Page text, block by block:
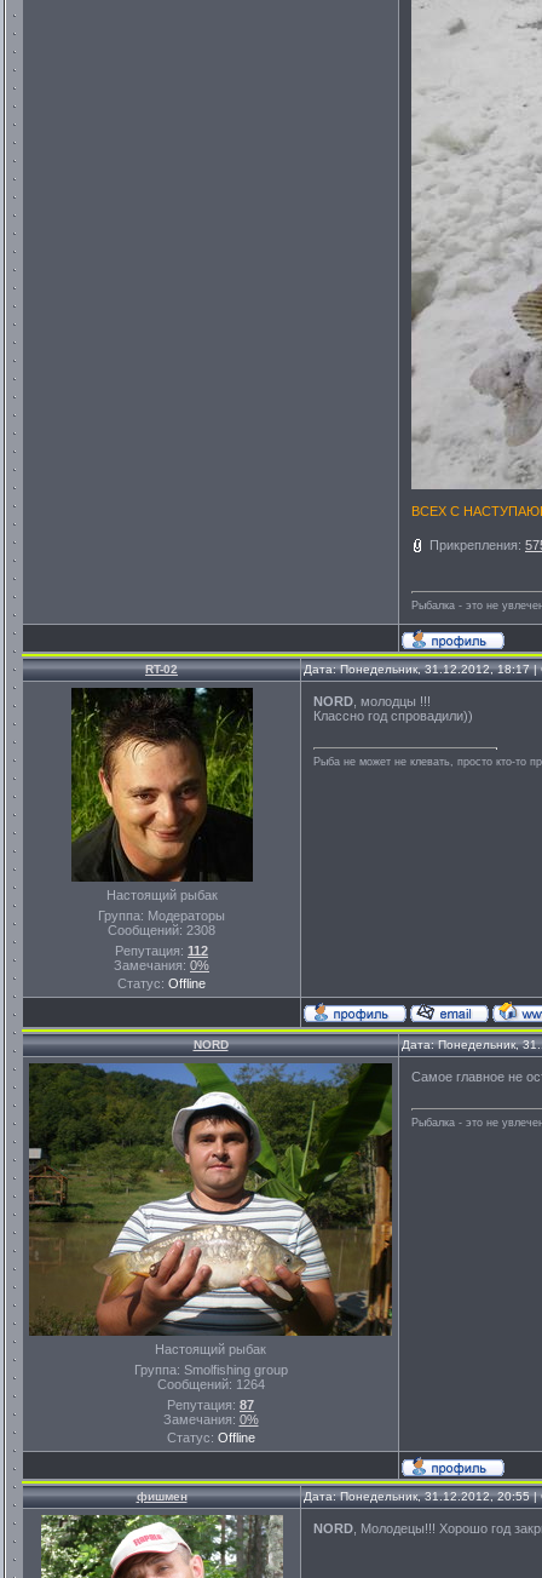
ВСЕХ С
Прикрепления:
Рыбалка - это не
RT-02 Дата: Понедельник, 31.12.2012, 18:17
Настоящий рыбак
Группа: Модераторы
Сообщений: 2308
Репутация: 112
Замечания: 0%
Статус: Offline
NORD , молодцы !!!
Классно год спровадили))
Рыба не может не клевать, просто кто-то
NORD Дата: Понедельник,
Настоящий рыбак
Группа: Smolfishing group
Сообщений: 1264
Репутация: 87
Замечания: 0%
Статус: Offline
Самое главное не
Рыбалка - это не
фишмен Дата: Понедельник, 31.12.2012, 20:55
NORD , Молодецы!!! Хорошо год